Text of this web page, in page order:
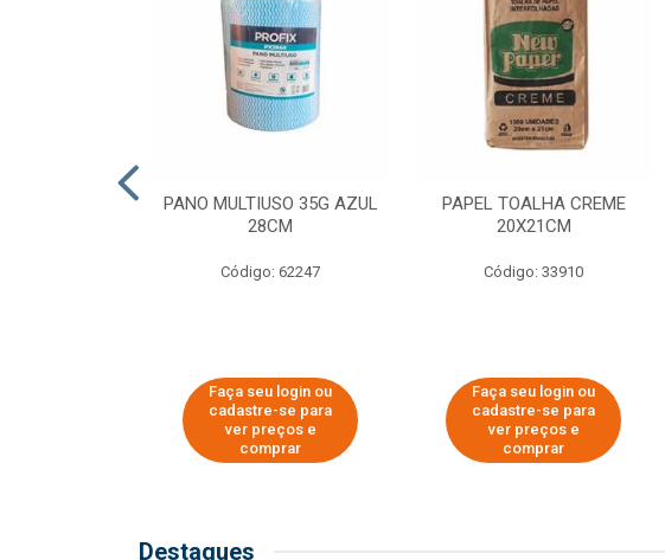
PANO MULTIUSO 35G AZUL
28CM
Código: 62247
Faça seu login ou
cadastre-se para
ver preços e
comprar
PAPEL TOALHA CREME
20X21CM
Código: 33910
Faça seu login ou
cadastre-se para
ver preços e
comprar
Destaques